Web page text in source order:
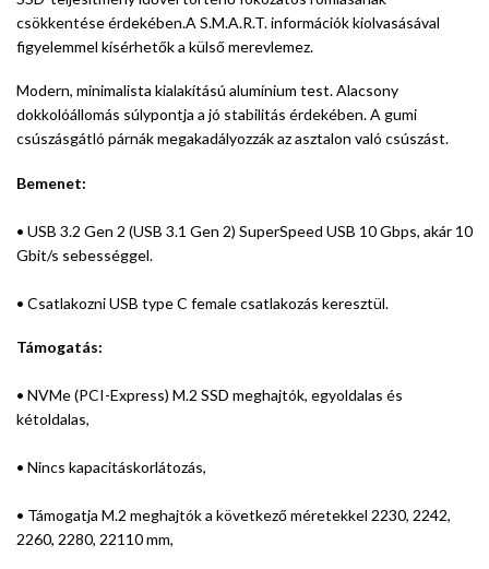
csökkentése érdekében.A S.M.A.R.T. információk kiolvasásával
figyelemmel kísérhetők a külső merevlemez.
Modern, minimalista kialakítású alumínium test. Alacsony
dokkolóállomás súlypontja a jó stabilitás érdekében. A gumi
csúszásgátló párnák megakadályozzák az asztalon való csúszást.
Bemenet:
• USB 3.2 Gen 2 (USB 3.1 Gen 2) SuperSpeed USB 10 Gbps, akár 10
Gbit/s sebességgel.
• Csatlakozni USB type C female csatlakozás keresztül.
Támogatás:
• NVMe (PCI-Express) M.2 SSD meghajtók, egyoldalas és
kétoldalas,
• Nincs kapacitáskorlátozás,
• Támogatja M.2 meghajtók a következő méretekkel 2230, 2242,
2260, 2280, 22110 mm,